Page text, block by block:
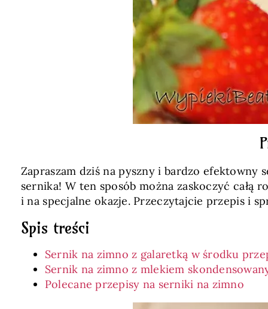
Zapraszam dziś na pyszny i bardzo
sernika! W ten sposób można zaskoczyć całą
i na specjalne okazje. Przeczytajcie przepis i
Spis treści
Sernik na zimno z galaretką w środku
Sernik na zimno z mlekiem
Polecane przepisy na serniki na zimno